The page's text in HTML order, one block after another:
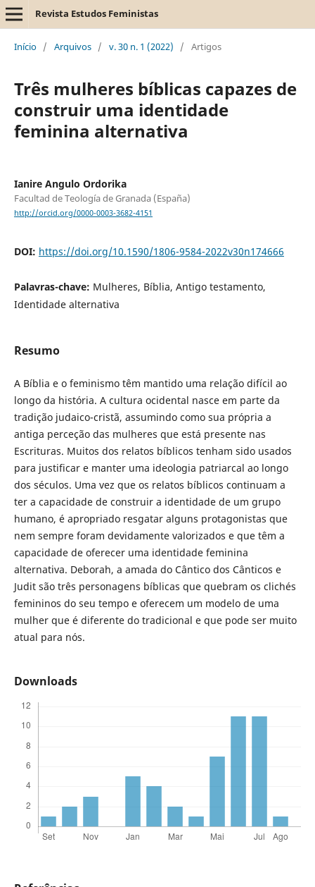
Revista Estudos Feministas
Início / Arquivos / v. 30 n. 1 (2022) / Artigos
Três mulheres bíblicas capazes de
construir uma identidade
feminina alternativa
Ianire Angulo Ordorika
Facultad de Teología de Granada (España)
http://orcid.org/0000-0003-3682-4151
DOI: https://doi.org/10.1590/1806-9584-2022v30n174666
Palavras-chave: Mulheres, Bíblia, Antigo testamento,
Identidade alternativa
Resumo
A Bíblia e o feminismo têm mantido uma relação difícil ao
longo da história. A cultura ocidental nasce em parte da
tradição judaico-cristã, assumindo como sua própria a
antiga perceção das mulheres que está presente nas
Escrituras. Muitos dos relatos bíblicos tenham sido usados
para justificar e manter uma ideologia patriarcal ao longo
dos séculos. Uma vez que os relatos bíblicos continuam a
ter a capacidade de construir a identidade de um grupo
humano, é apropriado resgatar alguns protagonistas que
nem sempre foram devidamente valorizados e que têm a
capacidade de oferecer uma identidade feminina
alternativa. Deborah, a amada do Cântico dos Cânticos e
Judit são três personagens bíblicas que quebram os clichés
femininos do seu tempo e oferecem um modelo de uma
mulher que é diferente do tradicional e que pode ser muito
atual para nós.
Downloads